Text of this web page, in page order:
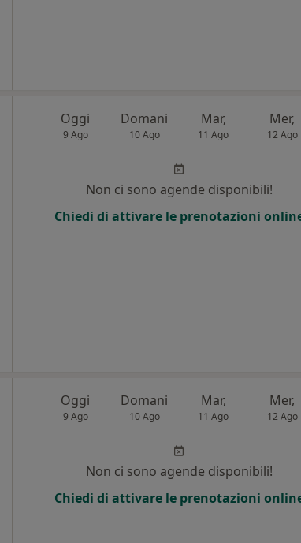
Oggi
9 Ago
Domani
10 Ago
Mar,
11 Ago
Mer,
12 Ago
Non ci sono agende disponibili!
Chiedi di attivare le prenotazioni
Oggi
9 Ago
Domani
10 Ago
Mar,
11 Ago
Mer,
12 Ago
Non ci sono agende disponibili!
Chiedi di attivare le prenotazioni